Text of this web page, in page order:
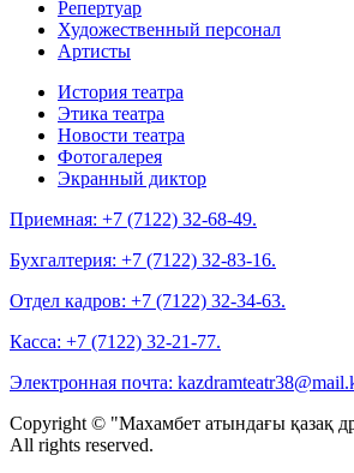
Репертуар
Художественный персонал
Артисты
История театра
Этика театра
Новости театра
Фотогалерея
Экранный диктор
Приемная: +7 (7122) 32-68-49.
Бухгалтерия: +7 (7122) 32-83-16.
Отдел кадров: +7 (7122) 32-34-63.
Касса: +7 (7122) 32-21-77.
Электронная почта:
Copyright © "Махамбет атындағы қазақ
All rights reserved.